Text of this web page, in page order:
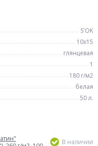
S'OK
10x15
глянцевая
1
180 г/м2
белая
50 л.
В наличии